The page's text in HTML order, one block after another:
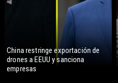
China restringe exportación de
drones a EEUU y sanciona
empresas